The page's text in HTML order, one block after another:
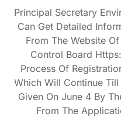
Principal Secretary
Can Get Detailed
From The Website
Control Board
Process Of
Which Will Continue
Given On June 4 By
From The